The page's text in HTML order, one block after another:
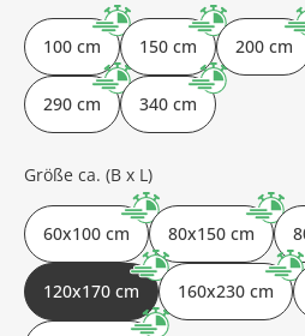
100 cm 150 cm 200 cm
290 cm 340 cm
Größe ca. (B x L)
60x100 cm 80x150 cm
120x170 cm 160x230 cm